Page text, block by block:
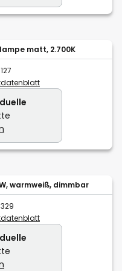
matt, 2.700K
warmweiß, dimmbar